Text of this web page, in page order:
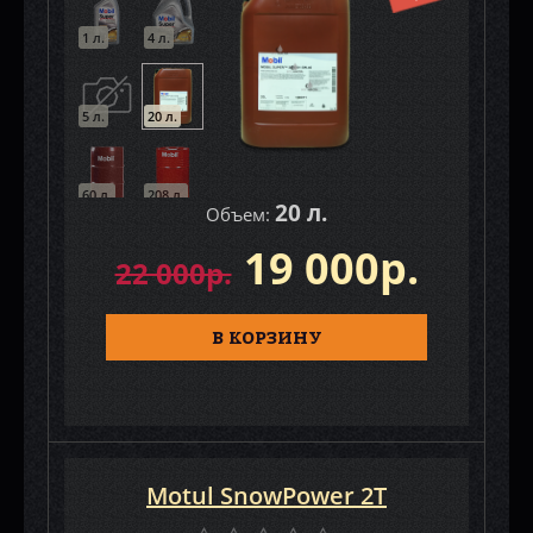
1 л. 4 л.
5 л. 20 л.
60 л. 208 л.
Объем: 20 л.
22 000р. 19 000р.
В КОРЗИНУ
Motul SnowPower 2T